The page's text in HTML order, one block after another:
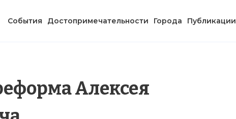
События Достопримечательности Города Публикации
Алексея